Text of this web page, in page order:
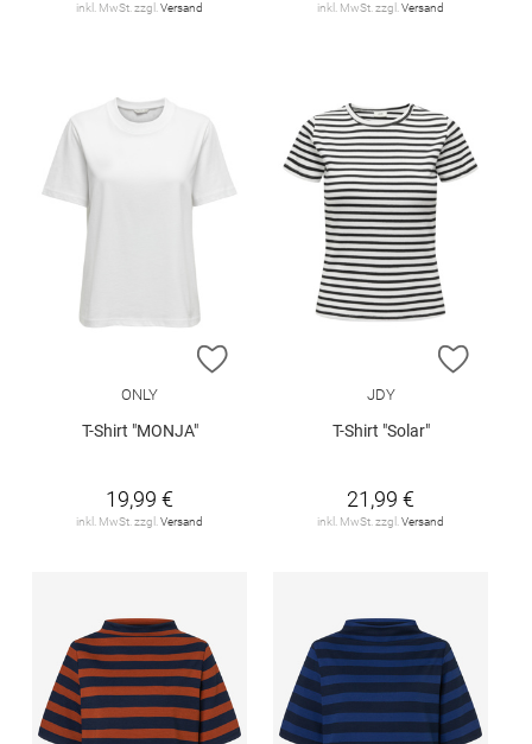
inkl. MwSt. zzgl.Versand inkl. MwSt. zzgl.Versand
ZUR WUNSCHLISTE HINZUFÜGEN
ONLY
T-Shirt "MONJA"
19,99 €
inkl. MwSt. zzgl.Versand
ZUR
JDY
T-Shirt "Solar"
21,99 €
inkl. MwSt. zzgl.Versand